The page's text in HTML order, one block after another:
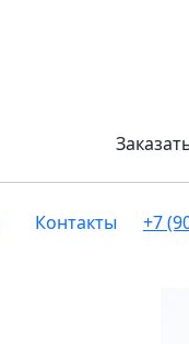
Контакты +7